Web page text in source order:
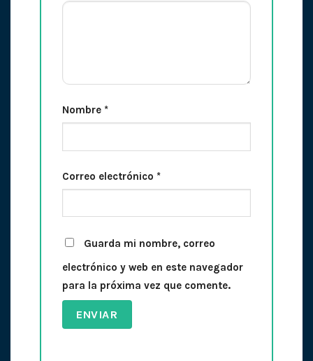
Nombre *
Correo electrónico *
Guarda mi nombre, correo
electrónico y web en este navegador
para la próxima vez que comente.